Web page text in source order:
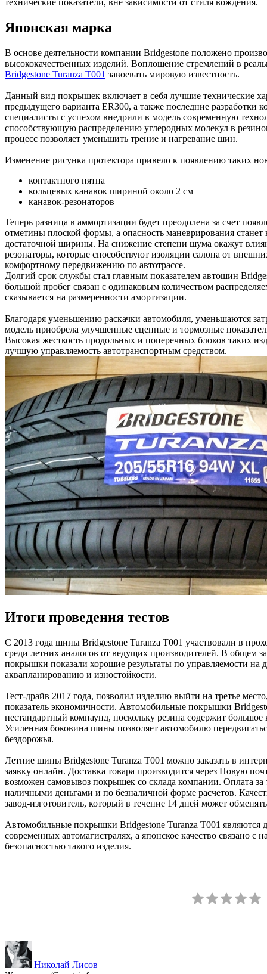
технические показатели, вне зависимости от стиля вождения.
Японская марка
В основе деятельности компании Bridgestone положено
высококачественных изделий. Воплощение стремлений в
Bridgestone Turanza T001 завоевать мировую известность.
Данный вид покрышек включает в себя лучшие технические
предыдущего варианта ER300, а также последние разработки
специалисты с успехом внедрили в модель современную
способствующую распределению углеродных молекул в
процесс позволяет уменьшить трение и нагревание шин.
Изменение рисунка протектора привело к появлению таких
контактного пятна
кольцевых канавок шириной около 2 см
канавок-резонаторов
Теперь разница в аммортизации будет преодолена за счет
отметины плоской формы, а опасность маневрирования станет
достаточной ширины. На снижение степени шума окажут
резонаторы, которые способствуют изоляции салона от
комфортному передвижению по автотрассе.
Долгий срок службы стал главным показателем автошин
большой пробег связан с одинаковым количеством
сказывается на размеренности амортизации.
Благодаря уменьшению раскачки автомобиля, уменьшаются
модель приобрела улучшенные сцепные и тормозные
Высокая жесткость продольных и поперечных блоков таких
лучшую управляемость автотранспортным средством.
Итоги проведения тестов
С 2013 года шины Bridgestone Turanza T001 участвовали в
среди летних аналогов от ведущих производителей. В общем
покрышки показали хорошие результаты по управляемости на
аквапланированию и изностойкости.
Тест-драйв 2017 года, позволил изделию выйти на третье
показатель экономичности. Автомобильные покрышки
нестандартный компаунд, поскольку резина содержит большое
Усиленная боковина шины позволяет автомобилю
бездорожья.
Летние шины Bridgestone Turanza T001 можно заказать в
заявку онлайн. Доставка товара производится через Новую
возможен самовывоз покрышек со склада компании. Оплата за
наличными деньгами и по безналичной форме расчетов.
завод-изготовитель, который в течение 14 дней может
Автомобильные покрышки Bridgestone Turanza T001 являются
современных автомагистралях, а японское качество связано с
безопасностью такого изделия.
Николай Лисов